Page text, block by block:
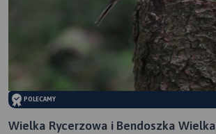
POLECAMY
Wielka Rycerzowa i Bendoszka Wielka